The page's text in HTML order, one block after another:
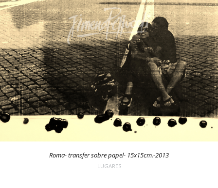
Roma- transfer sobre papel- 15x15cm.-2013
LUGARES